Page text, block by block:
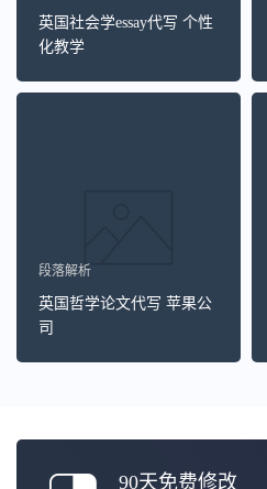
英国社会学essay代写 个性
化教学
段落解析
英国哲学论文代写 苹果公
司
90天免费修改